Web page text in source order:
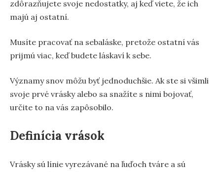
zdôrazňujete svoje nedostatky, aj keď viete, že ich
majú aj ostatní.
Musíte pracovať na sebaláske, pretože ostatní vás
prijmú viac, keď budete láskaví k sebe.
Významy snov môžu byť jednoduchšie. Ak ste si všimli
svoje prvé vrásky alebo sa snažíte s nimi bojovať,
určite to na vás zapôsobilo.
Definícia vrások
Vrásky sú línie vyrezávané na ľuďoch tváre a sú